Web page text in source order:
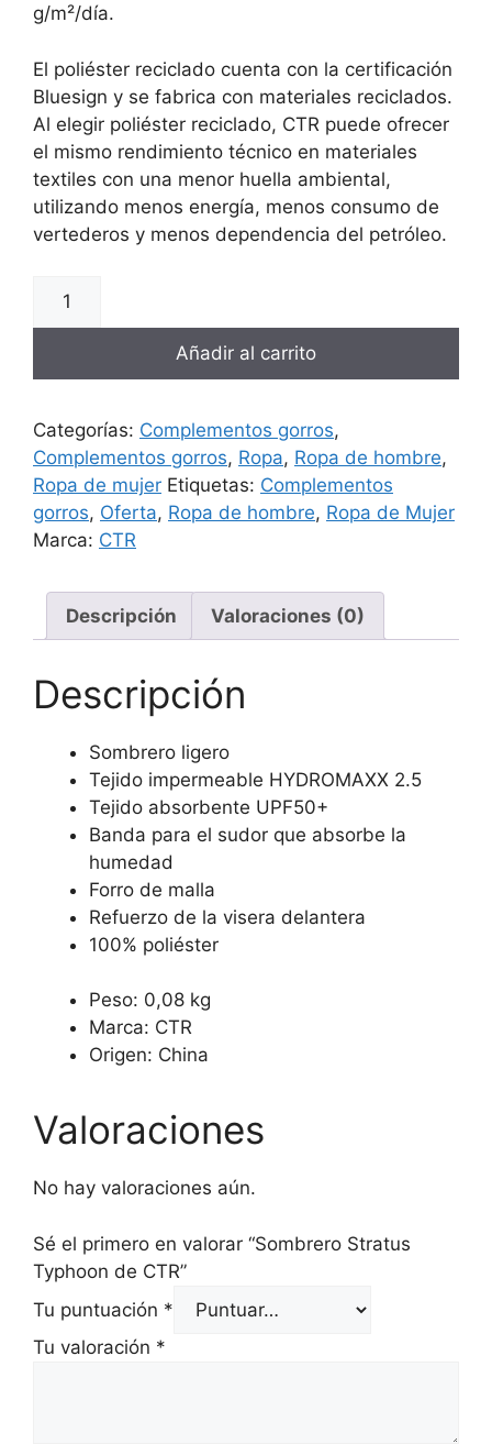
g/m²/día.
El poliéster reciclado cuenta con la certificación
Bluesign y se fabrica con materiales reciclados.
Al elegir poliéster reciclado, CTR puede ofrecer
el mismo rendimiento técnico en materiales
textiles con una menor huella ambiental,
utilizando menos energía, menos consumo de
vertederos y menos dependencia del petróleo.
Añadir al carrito
Categorías: Complementos gorros,
Complementos gorros, Ropa, Ropa de hombre,
Ropa de mujer Etiquetas: Complementos
gorros, Oferta, Ropa de hombre, Ropa de Mujer
Marca: CTR
Descripción Valoraciones (0)
Descripción
Sombrero ligero
Tejido impermeable HYDROMAXX 2.5
Tejido absorbente UPF50+
Banda para el sudor que absorbe la
humedad
Forro de malla
Refuerzo de la visera delantera
100% poliéster
Peso: 0,08 kg
Marca: CTR
Origen: China
Valoraciones
No hay valoraciones aún.
Sé el primero en valorar “Sombrero Stratus
Typhoon de CTR”
Tu puntuación *
Tu valoración *